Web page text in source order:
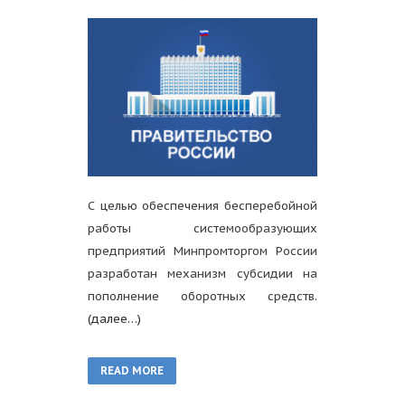
С целью обеспечения бесперебойной
работы системообразующих
предприятий Минпромторгом России
разработан механизм субсидии на
пополнение оборотных средств.
(далее…)
READ MORE